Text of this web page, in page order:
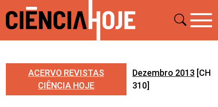
ACERVO REVISTAS
CIÊNCIA HOJE
Dezembro 2013 [CH
310]